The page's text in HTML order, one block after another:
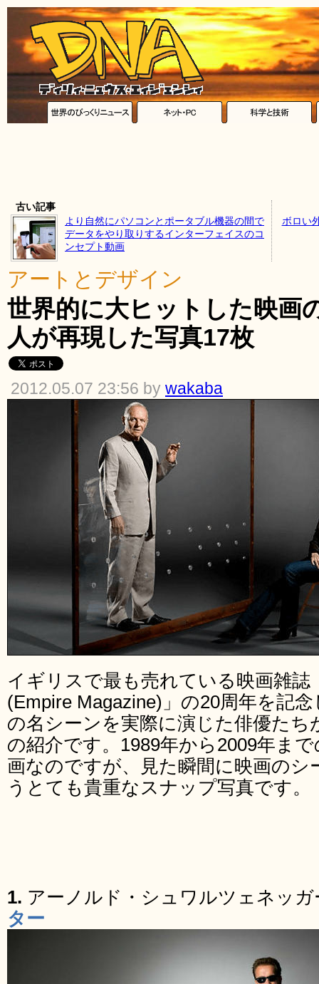
古い記事
より自然にパソコンとポータブル機器の間で
データをやり取りするインターフェイスのコ
ンセプト動画
ボロい
アートとデザイン
世界的に大ヒットした映画
人が再現した写真17枚
2012.05.07 23:56 by wakaba
イギリスで最も売れている映画雑
(Empire Magazine)」の20周年を記
の名シーンを実際に演じた俳優たち
の紹介です。1989年から2009年ま
画なのですが、見た瞬間に映画の
うとても貴重なスナップ写真です。
1. アーノルド・シュワルツェネッガ
ター